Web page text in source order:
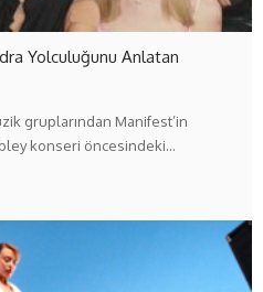
Yolculuğunu Anlatan
gruplarından Manifest’in
konseri öncesindeki…